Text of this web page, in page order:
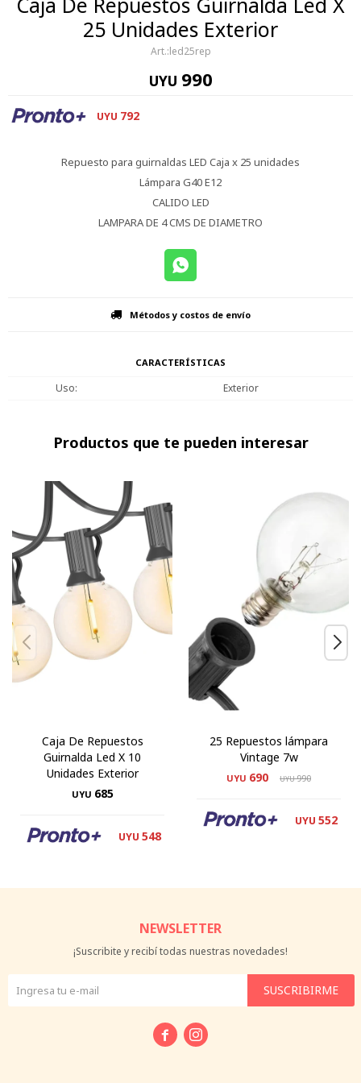
25 Unidades Exterior
led25rep
UYU 990
UYU 792
Repuesto para guirnaldas LED Caja x 25 unidades
Lámpara G40 E12
CALIDO LED
LAMPARA DE 4 CMS DE DIAMETRO
Métodos y costos de envío
CARACTERÍSTICAS
Uso Exterior
Productos que te pueden interesar
Caja De Repuestos
Guirnalda Led X 10
Unidades Exterior
UYU 685
UYU 548
25 Repuestos lámpara
Vintage 7w
UYU 690 UYU990
UYU 552
NEWSLETTER
¡Suscribite y recibí todas nuestras novedades!
SUSCRIBIRME
 